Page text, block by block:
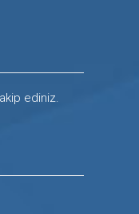
ediniz.